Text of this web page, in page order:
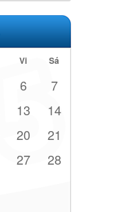
Vi Sá
6 7
13 14
20 21
27 28